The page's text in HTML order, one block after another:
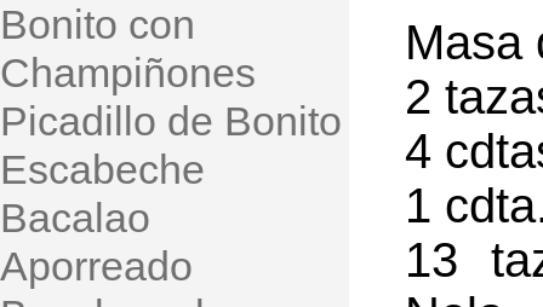
Bonito con
Champiñones
Picadillo de Bonito
Escabeche
Bacalao
Aporreado
Masa
2
4
1
13